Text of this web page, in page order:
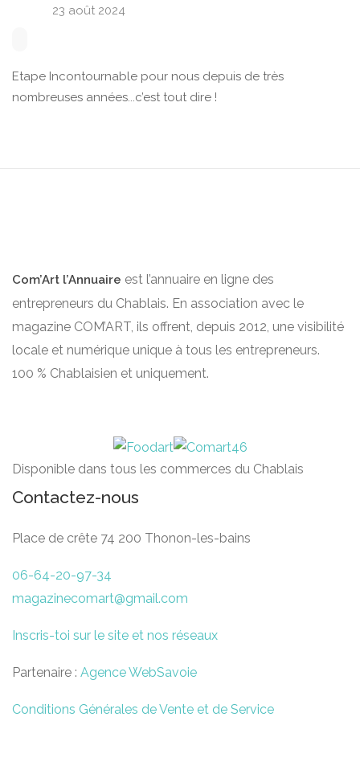
23 août 2024
Etape Incontournable pour nous depuis de très
nombreuses années...c’est tout dire !
Com’Art l’Annuaire est l’annuaire en ligne des
entrepreneurs du Chablais. En association avec le
magazine COM’ART, ils offrent, depuis 2012, une visibilité
locale et numérique unique à tous les entrepreneurs.
100 % Chablaisien et uniquement.
Disponible dans tous les commerces du Chablais
Contactez-nous
Place de crête 74 200 Thonon-les-bains
06-64-20-97-34
magazinecomart@gmail.com
Inscris-toi sur le site et nos réseaux
Partenaire : Agence WebSavoie
Conditions Générales de Vente et de Service